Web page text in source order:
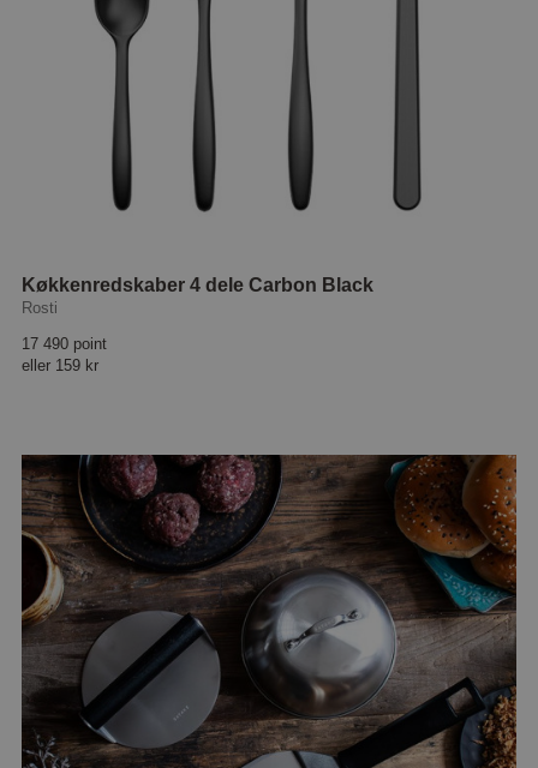
Køkkenredskaber 4 dele Carbon Black
Rosti
17 490 point
eller 159 kr